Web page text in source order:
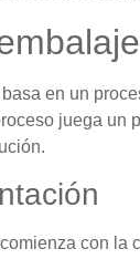
en un
juega un
con la